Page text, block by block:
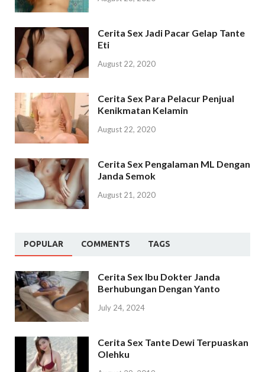
Cerita Sex Jadi Pacar Gelap Tante
Eti
August 22, 2020
Cerita Sex Para Pelacur Penjual
Kenikmatan Kelamin
August 22, 2020
Cerita Sex Pengalaman ML Dengan
Janda Semok
August 21, 2020
POPULAR COMMENTS TAGS
Cerita Sex Ibu Dokter Janda
Berhubungan Dengan Yanto
July 24, 2024
Cerita Sex Tante Dewi Terpuaskan
Olehku